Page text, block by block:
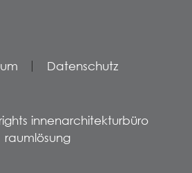
Datenschutz
innenarchitekturbüro
raumlösung